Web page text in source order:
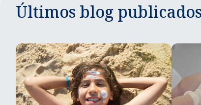
Últimos blog publicados